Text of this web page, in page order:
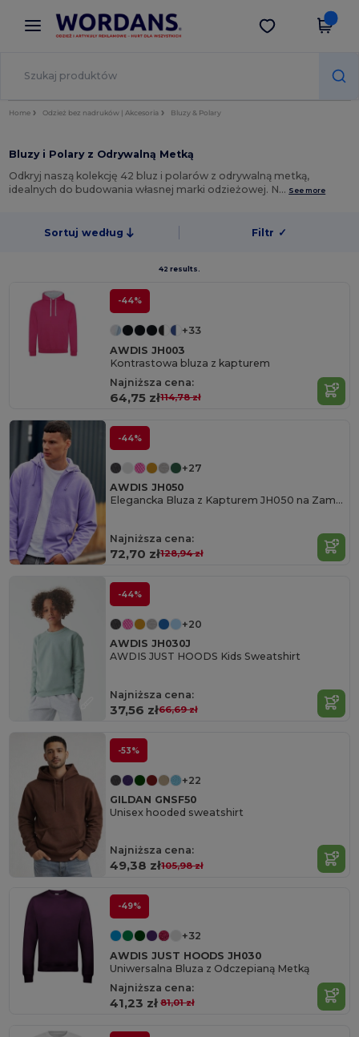
× Aplikacja Wordans
Lepsze ceny w aplikacji!
Pobierz app
Home Odzież bez nadruków | Akcesoria Bluzy & Polary
Bluzy i Polary z Odrywalną Metką
Odkryj naszą kolekcję 42 bluz i polarów z odrywalną metką,
idealnych do budowania własnej marki odzieżowej. N… See more
Sortuj według Filtr ✓
42 results.
-44%
+33
AWDIS JH003
Kontrastowa bluza z kapturem
Najniższa cena:
64,75 zł114,78 zł
-44%
+27
AWDIS JH050
Elegancka Bluza z Kapturem JH050 na Zamek
Najniższa cena:
72,70 zł128,94 zł
-44%
+20
AWDIS JH030J
AWDIS JUST HOODS Kids Sweatshirt
Najniższa cena:
37,56 zł66,69 zł
-53%
+22
GILDAN GNSF50
Unisex hooded sweatshirt
Najniższa cena:
49,38 zł105,98 zł
-49%
+32
AWDIS JUST HOODS JH030
Uniwersalna Bluza z Odczepianą Metką
Najniższa cena:
41,23 zł 81,01 zł